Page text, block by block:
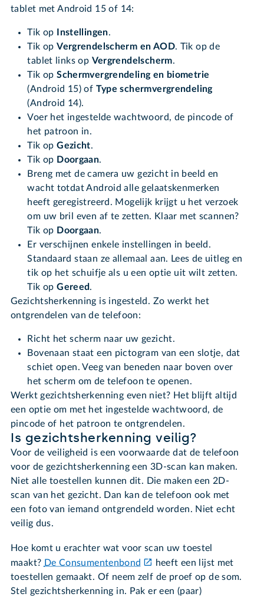
tablet met Android 15 of 14:
Tik op Instellingen.
Tik opVergrendelscherm en AOD. Tik op de
tablet links op Vergrendelscherm.
Tik opSchermvergrendeling en biometrie
(Android 15) of Type schermvergrendeling
(Android 14).
Voer het ingestelde wachtwoord, de pincode of
het patroon in.
Tik opGezicht.
Tik op Doorgaan.
Breng met de camera uw gezicht in beeld en
wacht totdat Android alle gelaatskenmerken
heeft geregistreerd. Mogelijk krijgt u het verzoek
om uw bril even af te zetten. Klaar met scannen?
Tik op Doorgaan.
Er verschijnen enkele instellingen in beeld.
Standaard staan ze allemaal aan. Lees de uitleg en
tik op het schuifje als u een optie uit wilt zetten.
Tik opGereed.
Gezichtsherkenning is ingesteld. Zo werkt het
ontgrendelen van de telefoon:
Richt het scherm naar uw gezicht.
Bovenaan staat een pictogram van een slotje, dat
schiet open. Veeg van beneden naar boven over
het scherm om de telefoon te openen.
Werkt gezichtsherkenning even niet? Het blijft altijd
een optie om met het ingestelde wachtwoord, de
pincode of het patroon te ontgrendelen.
Is gezichtsherkenning veilig?
Voor de veiligheid is een voorwaarde dat de telefoon
voor de gezichtsherkenning een 3D-scan kan maken.
Niet alle toestellen kunnen dit. Die maken een 2D-
scan van het gezicht. Dan kan de telefoon ook met
een foto van iemand ontgrendeld worden. Niet echt
veilig dus.
Hoe komt u erachter wat voor scan uw toestel
maakt? De Consumentenbond
heeft een lijst met
toestellen gemaakt. Of neem zelf de proef op de som.
Stel gezichtsherkenning in. Pak er een (paar)